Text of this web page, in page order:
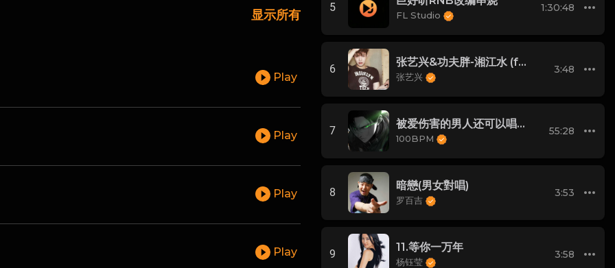
显示所有
Play
Play
Play
Play
5
FL Studio
1:30:48
6
张艺兴&功夫胖-湘江水 (feat.功夫胖)
张艺兴
3:48
7
被爱伤害的男人还可以唱情歌(Mr.Sharp Remix)
100BPM
55:28
8
暗戀(男女對唱)
罗百吉
3:53
9
11.等你一万年
杨钰莹
3:58